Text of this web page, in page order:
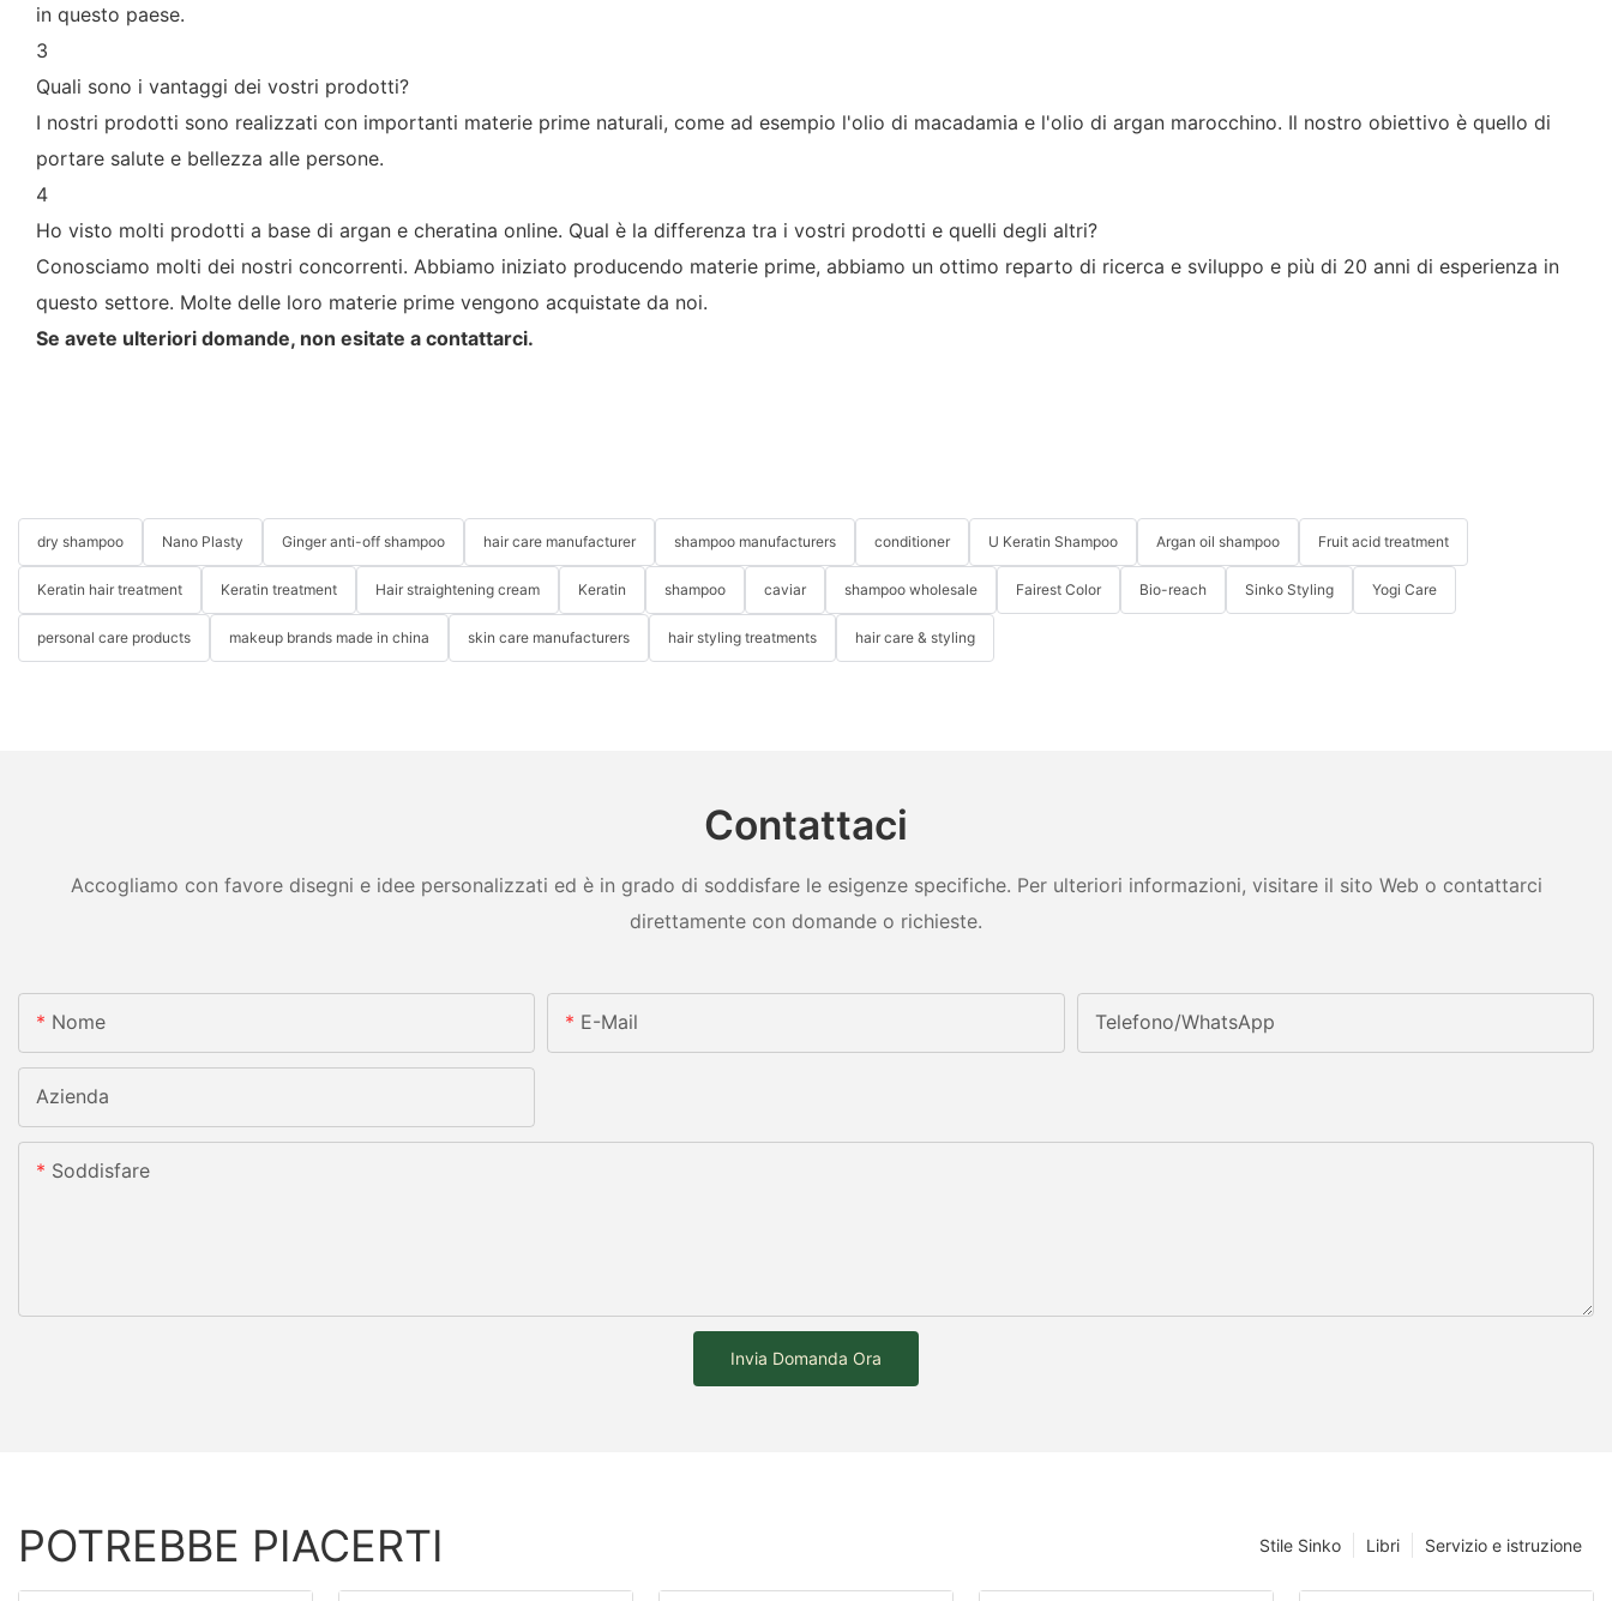
in questo paese.
3
Quali sono i vantaggi dei vostri prodotti?
I nostri prodotti sono realizzati con importanti materie prime naturali, come ad esempio l'olio di macadamia e l'olio di argan marocchino. Il nostro obiettivo è quello di
portare salute e bellezza alle persone.
4
Ho visto molti prodotti a base di argan e cheratina online. Qual è la differenza tra i vostri prodotti e quelli degli altri?
Conosciamo molti dei nostri concorrenti. Abbiamo iniziato producendo materie prime, abbiamo un ottimo reparto di ricerca e sviluppo e più di 20 anni di esperienza in
questo settore. Molte delle loro materie prime vengono acquistate da noi.
Se avete ulteriori domande, non esitate a contattarci.
dry shampoo Nano Plasty Ginger anti-off shampoo hair care manufacturer shampoo manufacturers conditioner U Keratin Shampoo Argan oil shampoo Fruit acid treatment
Keratin hair treatment Keratin treatment Hair straightening cream Keratin shampoo caviar shampoo wholesale Fairest Color Bio-reach Sinko Styling Yogi Care
personal care products makeup brands made in china skin care manufacturers hair styling treatments hair care & styling
Contattaci
Accogliamo con favore disegni e idee personalizzati ed è in grado di soddisfare le esigenze specifiche. Per ulteriori informazioni, visitare il sito Web o contattarci
direttamente con domande o richieste.
Nome E-Mail Telefono/WhatsApp
Azienda
Soddisfare
Invia Domanda Ora
POTREBBE PIACERTI Servizio e istruzione
Libri
Stile Sinko